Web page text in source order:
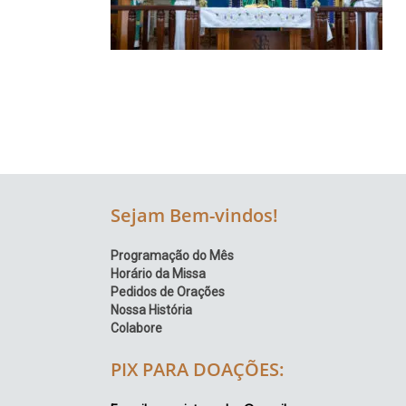
Região
Episcopal
Sejam Bem-vindos!
Programação do Mês
Horário da Missa
Pedidos de Orações
Nossa História
Colabore
PIX PARA DOAÇÕES: